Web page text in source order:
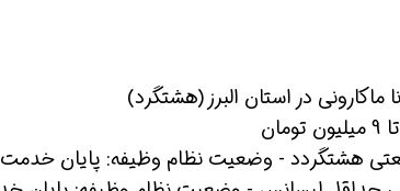
هشتگردد - وضعیت نظام وظیفه: پایان خدمت